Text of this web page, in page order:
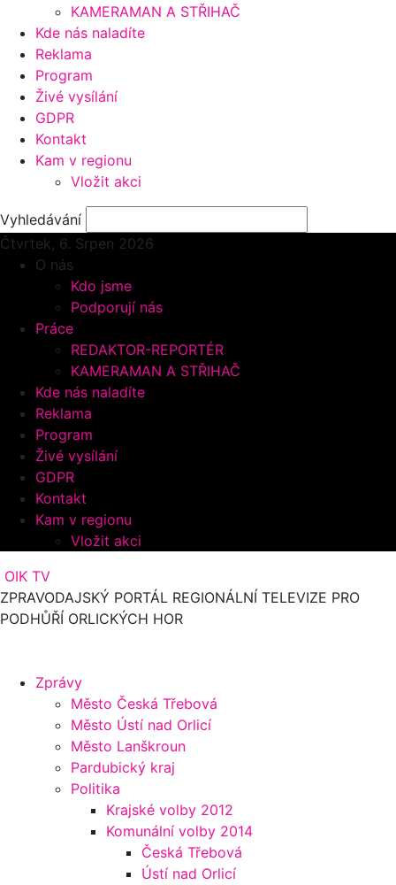
KAMERAMAN A STŘIHAČ
Kde nás naladíte
Reklama
Program
Živé vysílání
GDPR
Kontakt
Kam v regionu
Vložit akci
Vyhledávání
Čtvrtek, 6. Srpen 2026
O nás
Kdo jsme
Podporují nás
Práce
REDAKTOR-REPORTÉR
KAMERAMAN A STŘIHAČ
Kde nás naladíte
Reklama
Program
Živé vysílání
GDPR
Kontakt
Kam v regionu
Vložit akci
OIK TV
ZPRAVODAJSKÝ PORTÁL REGIONÁLNÍ TELEVIZE PRO
PODHŮŘÍ ORLICKÝCH HOR
Zprávy
Město Česká Třebová
Město Ústí nad Orlicí
Město Lanškroun
Pardubický kraj
Politika
Krajské volby 2012
Komunální volby 2014
Česká Třebová
Ústí nad Orlicí